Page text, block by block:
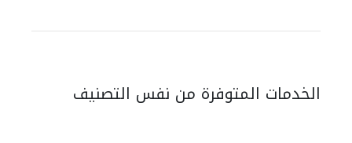
الخدمات المتوفرة من نفس التصنيف